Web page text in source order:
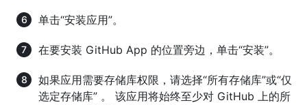
单击“安装应用”。
在要安装 GitHub App 的位置旁边，单击“安装”。
如果应用需要存储库权限，请选择“所有存储库”或“仅
选定存储库” 。 该应用将始终至少对 GitHub 上的所